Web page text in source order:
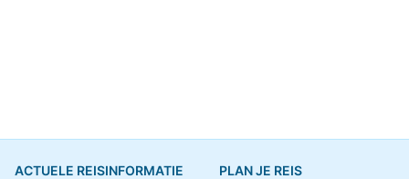
ACTUELE REISINFORMATIE PLAN JE REIS